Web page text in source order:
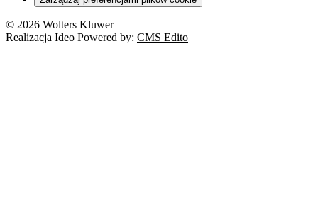
© 2026 Wolters Kluwer
Realizacja Ideo Powered by: CMS Edito